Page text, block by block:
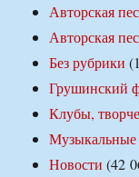
Авторская
Авторская
Без рубрики
Грушинский
Клубы,
Новости (42